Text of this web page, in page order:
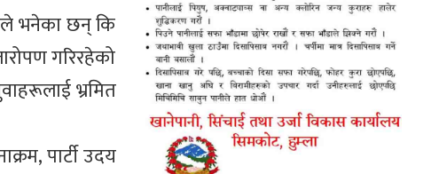
भनेका छन् कि
गरिरहेको
भ्रमित
पार्टी उदय